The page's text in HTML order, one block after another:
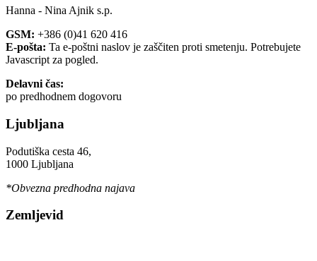
Hanna - Nina Ajnik s.p.
GSM: +386 (0)41 620 416
E-pošta: Ta e-poštni naslov je zaščiten proti smetenju. Potrebujete
Javascript za pogled.
Delavni čas:
po predhodnem dogovoru
Ljubljana
Podutiška cesta 46,
1000 Ljubljana
*Obvezna predhodna najava
Zemljevid